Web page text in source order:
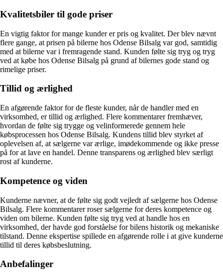
Kvalitetsbiler til gode priser
En vigtig faktor for mange kunder er pris og kvalitet. Der blev nævnt
flere gange, at prisen på bilerne hos Odense Bilsalg var god, samtidig
med at bilerne var i fremragende stand. Kunden følte sig tryg og tryg
ved at købe hos Odense Bilsalg på grund af bilernes gode stand og
rimelige priser.
Tillid og ærlighed
En afgørende faktor for de fleste kunder, når de handler med en
virksomhed, er tillid og ærlighed. Flere kommentarer fremhæver,
hvordan de følte sig trygge og velinformerede gennem hele
købsprocessen hos Odense Bilsalg. Kundens tillid blev styrket af
oplevelsen af, at sælgerne var ærlige, imødekommende og ikke presse
på for at lave en handel. Denne transparens og ærlighed blev særligt
rost af kunderne.
Kompetence og viden
Kunderne nævner, at de følte sig godt vejledt af sælgerne hos Odense
Bilsalg. Flere kommentarer roser sælgerne for deres kompetence og
viden om bilerne. Kunden følte sig tryg ved at handle hos en
virksomhed, der havde god forståelse for bilens historik og mekaniske
tilstand. Denne ekspertise spillede en afgørende rolle i at give kunderne
tillid til deres købsbeslutning.
Anbefalinger